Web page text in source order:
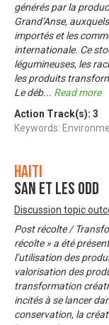
générés par la
Grand’Anse,
importés et les
internationale. Ce
légumineuses, les
les produits
Le déb... Read more
Action Track(s): 3
Keywords:
Haiti
SAN et les ODD
Discussion topic
Post récolte /
récolte » a été
l’utilisation des
valorisation des
transformation
incités à se lancer
conservation, la